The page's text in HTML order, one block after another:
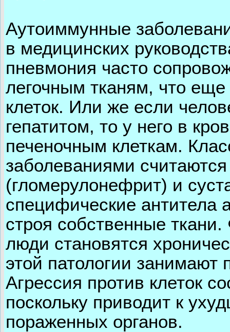
Аутоиммунные
в медицинских
пневмония часто
легочным тканям, что
клеток. Или же если
гепатитом, то у него в
печеночным клеткам.
заболеваниями
(гломерулонефрит) и
специфические антитела
строя собственные
люди становятся
этой патологии занимают
Агрессия против клеток
поскольку приводит к
пораженных органов.